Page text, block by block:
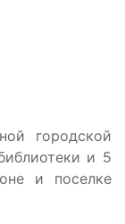
городской
и 5
и поселке